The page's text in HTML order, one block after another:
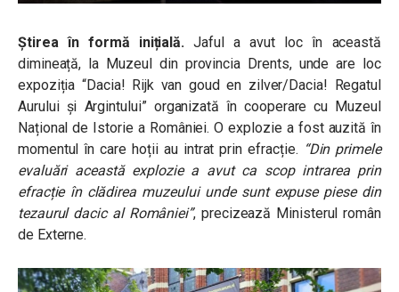
Știrea în formă inițială. Jaful a avut loc în această
dimineață, la Muzeul din provincia Drents, unde are loc
expoziția “Dacia! Rijk van goud en zilver/Dacia! Regatul
Aurului și Argintului” organizată în cooperare cu Muzeul
Național de Istorie a României. O explozie a fost auzită în
momentul în care hoții au intrat prin efracție. “Din primele
evaluări această explozie a avut ca scop intrarea prin
efracție în clădirea muzeului unde sunt expuse piese din
tezaurul dacic al României”, precizează Ministerul român
de Externe.